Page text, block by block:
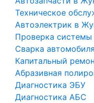
Техническое
Автоэлектрик в
Проверка
Сварка автомобиля
Капитальный
Абразивная
Диагностика ЭБУ
Диагностика АБС